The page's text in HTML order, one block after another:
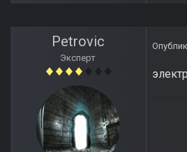
Petrovic
Эксперт